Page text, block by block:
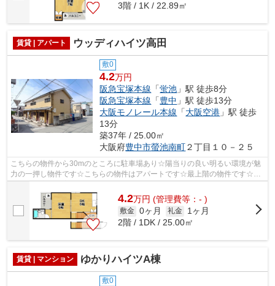
3階 / 1K / 22.89㎡
賃貸 | アパート ウッディハイツ高田
敷0
4.2万円
阪急宝塚本線 「蛍池 」駅 徒歩8分
阪急宝塚本線 「豊中 」駅 徒歩13分
大阪モノレール本線 「大阪空港 」駅 徒歩
13分
築37年 / 25.00㎡
大阪府豊中市螢池南町２丁目１０－２５
こちらの物件から30mのところに駐車場あり☆陽当りの良い明るい環境が魅
力の一押し物件です☆こちらの物件はアパートです☆最上階の物件です☆ア
サヒ不動産相談室へのご連絡は、こちらの06...
4.2万円 (管理費等：- )
敷金 0ヶ月 礼金
1ヶ月
2階 / 1DK / 25.00㎡
賃貸 | マンション ゆかりハイツA棟
敷0